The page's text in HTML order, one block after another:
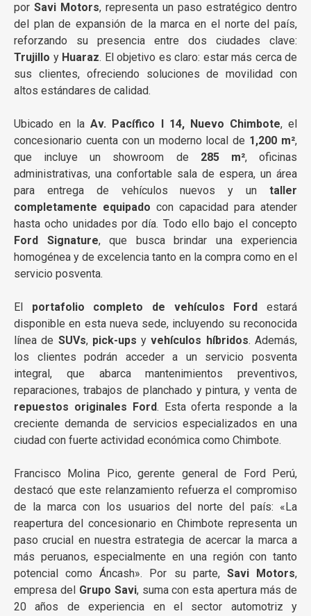
por Savi Motors, representa un paso estratégico dentro
del plan de expansión de la marca en el norte del país,
reforzando su presencia entre dos ciudades clave:
Trujillo y Huaraz. El objetivo es claro: estar más cerca de
sus clientes, ofreciendo soluciones de movilidad con
altos estándares de calidad.
Ubicado en laAv. Pacífico I 14, Nuevo Chimbote, el
concesionario cuenta con un moderno local de 1,200 m²,
que incluye un showroom de 285 m², oficinas
administrativas, una confortable sala de espera, un área
para entrega de vehículos nuevos y un taller
completamente equipado con capacidad para atender
hasta ocho unidades por día. Todo ello bajo el concepto
Ford Signature, que busca brindar una experiencia
homogénea y de excelencia tanto en la compra como en el
servicio posventa.
El portafolio completo de vehículos Ford
estará
disponible en esta nueva sede, incluyendo su reconocida
línea de SUVs, pick-ups yvehículos híbridos. Además,
los clientes podrán acceder a un servicio posventa
integral, que abarca mantenimientos preventivos,
reparaciones, trabajos de planchado y pintura, y venta de
repuestos originales Ford. Esta oferta responde a la
creciente demanda de servicios especializados en una
ciudad con fuerte actividad económica como Chimbote.
Francisco Molina Pico, gerente general de Ford Perú,
destacó que este relanzamiento refuerza el compromiso
de la marca con los usuarios del norte del país: «La
reapertura del concesionario en Chimbote representa un
paso crucial en nuestra estrategia de acercar la marca a
más peruanos, especialmente en una región con tanto
potencial como Áncash». Por su parte, Savi Motors,
empresa del Grupo Savi, suma con esta apertura más de
20 años de experiencia en el sector automotriz y